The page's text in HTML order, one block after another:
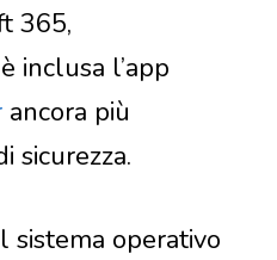
365,
inclusa l’app
ancora più
sicurezza.
sistema operativo